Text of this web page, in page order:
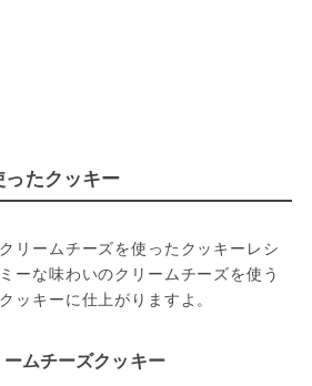
たクッキー
リームチーズを使ったクッキーレシ
ーな味わいのクリームチーズを使う
ッキーに仕上がりますよ。
ムチーズクッキー